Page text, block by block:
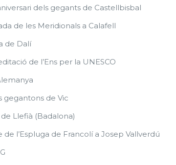
dels gegants de Castellbisbal
de les Meridionals a Calafell
de Dalí
de l’Ens per la UNESCO
gegantons de Vic
Llefià (Badalona)
l’Espluga de Francolí a Josep Vallverdú